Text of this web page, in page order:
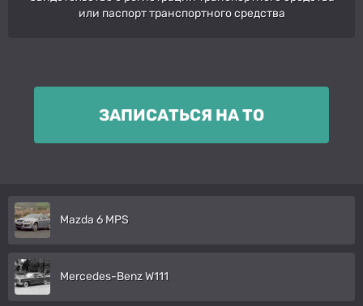
или паспорт транспортного средства
ЗАПИСАТЬСЯ НА ТО
Mazda 6 MPS
Mercedes-Benz W111